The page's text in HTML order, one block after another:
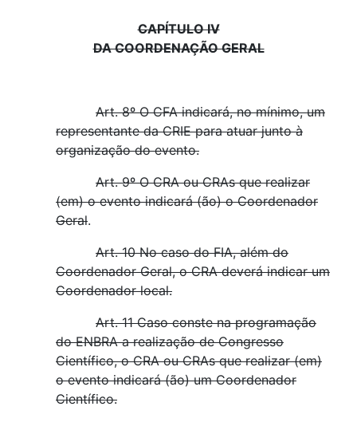
CAPÍTULO IV
DA COORDENAÇÃO GERAL
Art. 8º O CFA indicará, no mínimo, um
representante da CRIE para atuar junto à
organização do evento.
Art. 9º O CRA ou CRAs que realizar
(em) o evento indicará (ão) o Coordenador
Geral.
Art. 10 No caso do FIA, além do
Coordenador Geral, o CRA deverá indicar um
Coordenador local.
Art. 11 Caso conste na programação
do ENBRA a realização de Congresso
Científico, o CRA ou CRAs que realizar (em)
o evento indicará (ão) um Coordenador
Científico.